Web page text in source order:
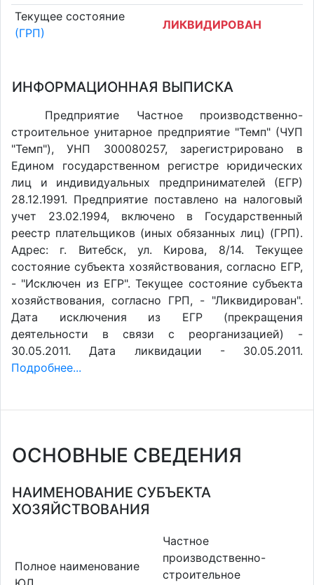
Текущее состояние
(ГРП)
ЛИКВИДИРОВАН
ИНФОРМАЦИОННАЯ ВЫПИСКА
Предприятие Частное производственно-
строительное унитарное предприятие "Темп" (ЧУП
"Темп"), УНП 300080257, зарегистрировано в
Едином государственном регистре юридических
лиц и индивидуальных предпринимателей (ЕГР)
28.12.1991. Предприятие поставлено на налоговый
учет 23.02.1994, включено в Государственный
реестр плательщиков (иных обязанных лиц) (ГРП).
Адрес: г. Витебск, ул. Кирова, 8/14. Текущее
состояние субъекта хозяйствования, согласно ЕГР,
- "Исключен из ЕГР". Текущее состояние субъекта
хозяйствования, согласно ГРП, - "Ликвидирован".
Дата исключения из ЕГР (прекращения
деятельности в связи с реорганизацией) -
30.05.2011. Дата ликвидации - 30.05.2011.
Подробнее...
ОСНОВНЫЕ СВЕДЕНИЯ
НАИМЕНОВАНИЕ СУБЪЕКТА
ХОЗЯЙСТВОВАНИЯ
Полное наименование
Частное
производственно-
строительное